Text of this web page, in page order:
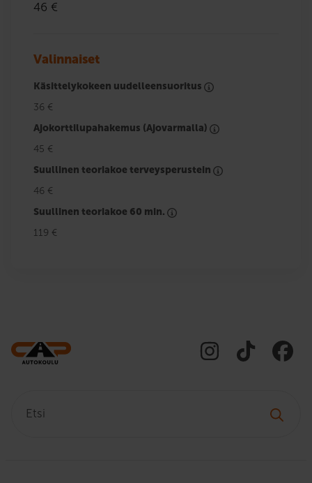
46 €
Valinnaiset
Käsittelykokeen uudelleensuoritus
36 €
Ajokorttilupahakemus (Ajovarmalla)
45 €
Suullinen teoriakoe terveysperustein
46 €
Suullinen teoriakoe 60 min.
119 €